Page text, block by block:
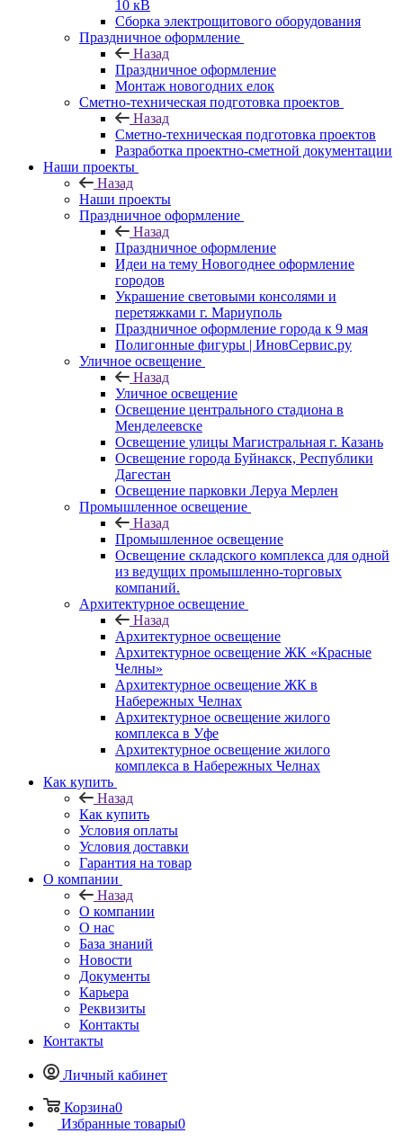
10 кВ
Сборка электрощитового оборудования
Праздничное оформление
Назад
Праздничное оформление
Монтаж новогодних елок
Сметно-техническая подготовка проектов
Назад
Сметно-техническая подготовка проектов
Разработка проектно-сметной документации
Наши проекты
Назад
Наши проекты
Праздничное оформление
Назад
Праздничное оформление
Идеи на тему Новогоднее оформление
городов
Украшение световыми консолями и
перетяжками г. Мариуполь
Праздничное оформление города к 9 мая
Полигонные фигуры | ИновСервис.ру
Уличное освещение
Назад
Уличное освещение
Освещение центрального стадиона в
Менделеевске
Освещение улицы Магистральная г. Казань
Освещение города Буйнакск, Республики
Дагестан
Освещение парковки Леруа Мерлен
Промышленное освещение
Назад
Промышленное освещение
Освещение складского комплекса для одной
из ведущих промышленно-торговых
компаний.
Архитектурное освещение
Назад
Архитектурное освещение
Архитектурное освещение ЖК «Красные
Челны»
Архитектурное освещение ЖК в
Набережных Челнах
Архитектурное освещение жилого
комплекса в Уфе
Архитектурное освещение жилого
комплекса в Набережных Челнах
Как купить
Назад
Как купить
Условия оплаты
Условия доставки
Гарантия на товар
О компании
Назад
О компании
О нас
База знаний
Новости
Документы
Карьера
Реквизиты
Контакты
Контакты
Личный кабинет
Корзина0
Избранные товары0